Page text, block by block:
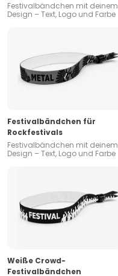
Festivalbändchen mit deinem
Design – Text, Logo und Farbe
Festivalbändchen für
Rockfestivals
Festivalbändchen mit deinem
Design – Text, Logo und Farbe
Weiße Crowd-
Festivalbändchen